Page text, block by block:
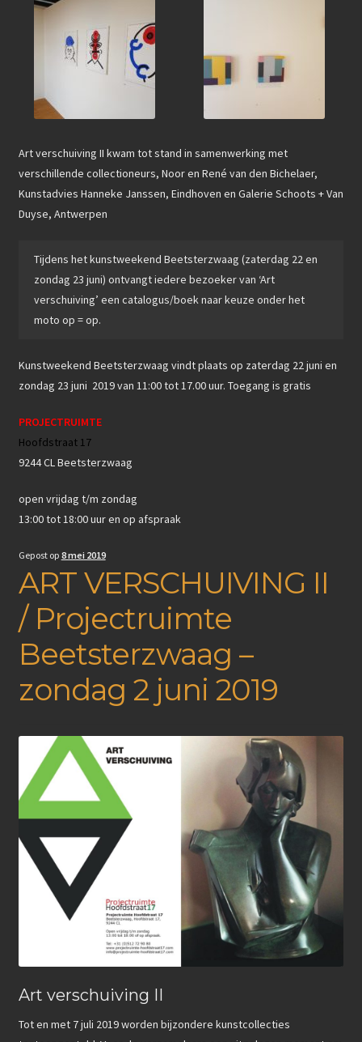
Art verschuiving II kwam tot stand in samenwerking met
verschillende collectioneurs, Noor en René van den Bichelaer,
Kunstadvies Hanneke Janssen, Eindhoven en Galerie Schoots + Van
Duyse, Antwerpen
Tijdens het kunstweekend Beetsterzwaag (zaterdag 22 en
zondag 23 juni) ontvangt iedere bezoeker van ‘Art
verschuiving’ een catalogus/boek naar keuze onder het
moto op = op.
Kunstweekend Beetsterzwaag vindt plaats op zaterdag 22 juni en
zondag 23 juni 2019 van 11:00 tot 17.00 uur. Toegang is gratis
PROJECTRUIMTE
Hoofdstraat 17
9244 CL Beetsterzwaag
open vrijdag t/m zondag
13:00 tot 18:00 uur en op afspraak
Gepost op 8 mei 2019
ART VERSCHUIVING II
/ Projectruimte
Beetsterzwaag –
zondag 2 juni 2019
Art verschuiving II
Tot en met 7 juli 2019 worden bijzondere kunstcollecties